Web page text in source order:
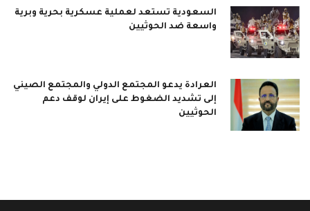
السعودية تستعد لعملية عسكرية بحرية وبرية
واسعة ضد الحوثيين
العرادة يدعو المجتمع الدولي والمجتمع الصيني
إلى تشديد الضغوط على إيران لوقف دعم
الحوثيين